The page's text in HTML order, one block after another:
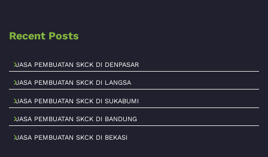
Recent Posts
JASA PEMBUATAN SKCK DI DENPASAR
JASA PEMBUATAN SKCK DI LANGSA
JASA PEMBUATAN SKCK DI SUKABUMI
JASA PEMBUATAN SKCK DI BANDUNG
JASA PEMBUATAN SKCK DI BEKASI